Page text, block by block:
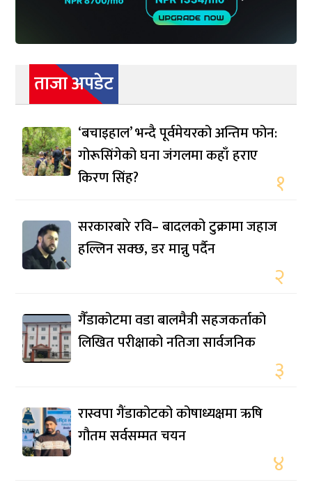
ताजा अपडेट
‘बचाइहाल’ भन्दै पूर्वमेयरको अन्तिम फोन:
गोरूसिंगेको घना जंगलमा कहाँ हराए
किरण सिंह?
१
सरकारबारे रवि– बादलको टुक्रामा जहाज
हल्लिन सक्छ, डर मान्नु पर्दैन
२
गैँडाकोटमा वडा बालमैत्री सहजकर्ताको
लिखित परीक्षाको नतिजा सार्वजनिक
३
रास्वपा गैंडाकोटको कोषाध्यक्षमा ऋषि
गौतम सर्वसम्मत चयन
४